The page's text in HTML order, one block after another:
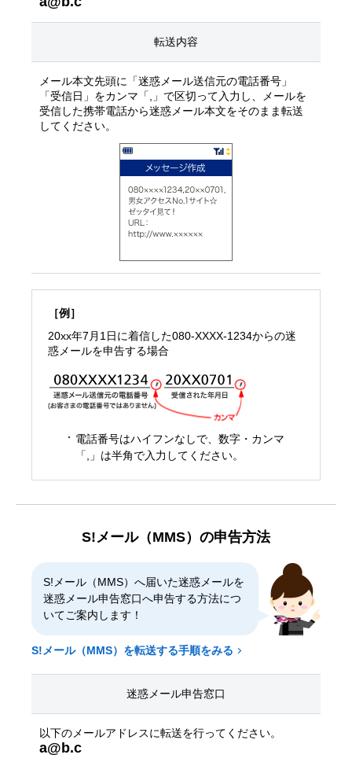
転送内容
メール本文先頭に「迷惑メール送信元の電話番号」
「受信日」をカンマ「,」で区切って入力し、メールを
受信した携帯電話から迷惑メール本文をそのまま転送
してください。
［例］
20xx年7月1日に着信した080-XXXX-1234からの迷
惑メールを申告する場合
電話番号はハイフンなしで、数字・カンマ
「,」は半角で入力してください。
S!メール（MMS）の申告方法
S!メール（MMS）へ届いた迷惑メールを
迷惑メール申告窓口へ申告する方法につ
いてご案内します！
S!メール（MMS）を転送する手順をみる
迷惑メール申告窓口
以下のメールアドレスに転送を行ってください。
a@b.c